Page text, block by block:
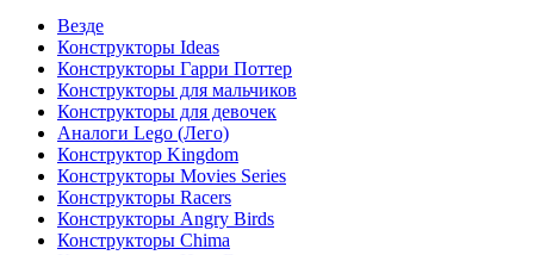
Везде
Конструкторы Ideas
Конструкторы Гарри Поттер
Конструкторы для мальчиков
Конструкторы для девочек
Аналоги Lego (Лего)
Конструктор Kingdom
Конструкторы Movies Series
Конструкторы Racers
Конструкторы Angry Birds
Конструкторы Chima